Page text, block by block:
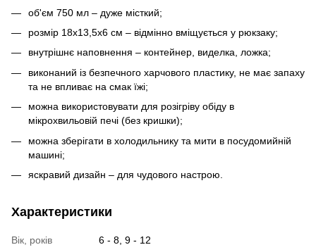
об'єм 750 мл – дуже місткий;
розмір 18х13,5х6 см – відмінно вміщується у рюкзаку;
внутрішнє наповнення – контейнер, виделка, ложка;
виконаний із безпечного харчового пластику, не має запаху
та не впливає на смак їжі;
можна використовувати для розігріву обіду в
мікрохвильовій печі (без кришки);
можна зберігати в холодильнику та мити в посудомийній
машині;
яскравий дизайн – для чудового настрою.
Характеристики
Вік, років
6 - 8, 9 - 12